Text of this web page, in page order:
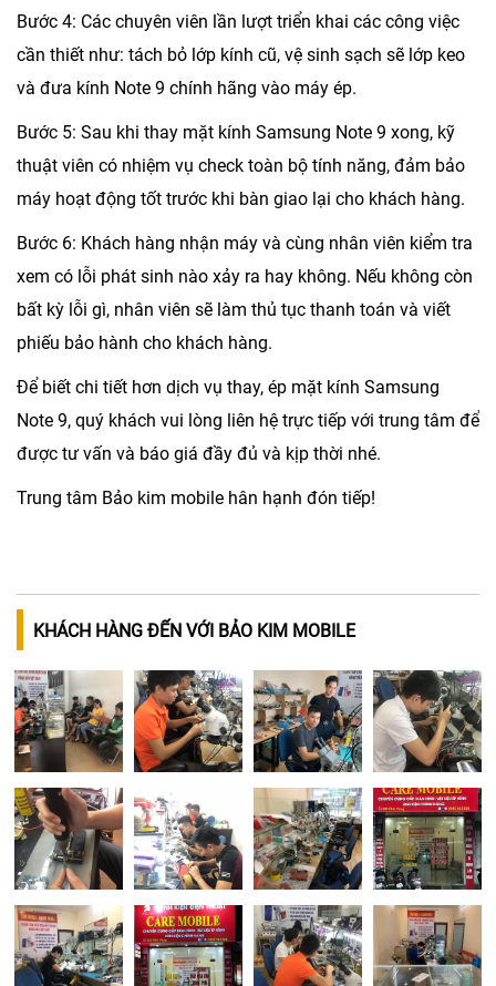
Bước 4: Các chuyên viên lần lượt triển khai các công việc
cần thiết như: tách bỏ lớp kính cũ, vệ sinh sạch sẽ lớp keo
và đưa kính Note 9 chính hãng vào máy ép.
Bước 5: Sau khi thay mặt kính Samsung Note 9 xong, kỹ
thuật viên có nhiệm vụ check toàn bộ tính năng, đảm bảo
máy hoạt động tốt trước khi bàn giao lại cho khách hàng.
Bước 6: Khách hàng nhận máy và cùng nhân viên kiểm tra
xem có lỗi phát sinh nào xảy ra hay không. Nếu không còn
bất kỳ lỗi gì, nhân viên sẽ làm thủ tục thanh toán và viết
phiếu bảo hành cho khách hàng.
Để biết chi tiết hơn dịch vụ thay, ép mặt kính Samsung
Note 9, quý khách vui lòng liên hệ trực tiếp với trung tâm để
được tư vấn và báo giá đầy đủ và kịp thời nhé.
Trung tâm Bảo kim mobile hân hạnh đón tiếp!
KHÁCH HÀNG ĐẾN VỚI BẢO KIM MOBILE